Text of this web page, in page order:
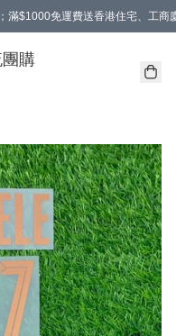
滿$1000免運費送香港住宅、工商
購